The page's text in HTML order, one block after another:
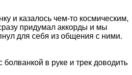
и казалось чем-то космическим,
придумал аккорды и мы
для себя из общения с ними.
в руке и трек доводить